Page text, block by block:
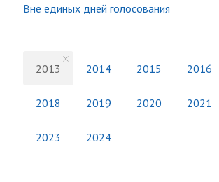
Вне единых дней голосования
2013 2014 2015 2016
2018 2019 2020 2021
2023 2024